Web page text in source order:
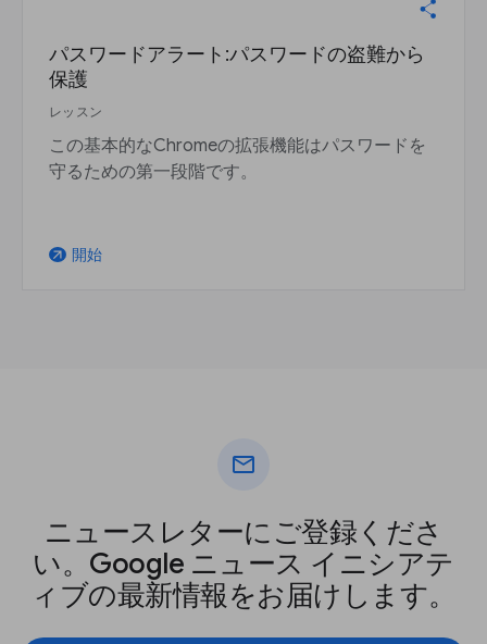
パスワードアラート:パスワードの盗難から
保護
レッスン
この基本的なChromeの拡張機能はパスワードを
守るための第一段階です。
arrow_outward 開始
mail
ニュースレターにご登録くださ
い。Google ニュース イニシアテ
ィブの最新情報をお届けします。